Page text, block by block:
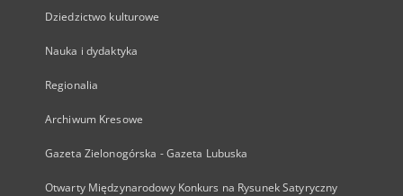
Dziedzictwo kulturowe
Nauka i dydaktyka
Regionalia
Archiwum Kresowe
Gazeta Zielonogórska - Gazeta Lubuska
Otwarty Międzynarodowy Konkurs na Rysunek Satyryczny